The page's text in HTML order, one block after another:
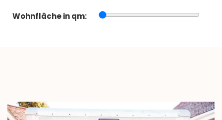
Wohnfläche in qm: